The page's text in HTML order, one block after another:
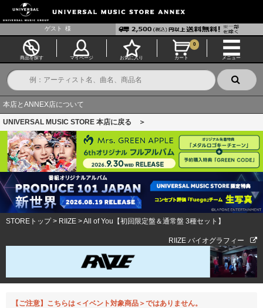
ゲスト 様
商品を探す マイページ お気に入り カート
0
メニュー
本店とANNEX店について
UNIVERSAL MUSIC STORE 本店に戻る ＞
STOREトップ> RIIZE >All of You【初回限定盤＆通常盤 3種セット】
RIIZE バイオグラフィー
【ご注意】こちらは＜イベント対象商品＞ではありません。